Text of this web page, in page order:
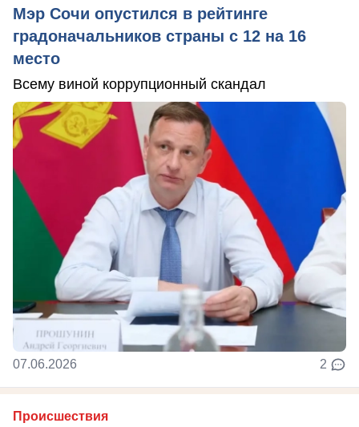
Мэр Сочи опустился в рейтинге
градоначальников страны с 12 на 16
место
Всему виной коррупционный скандал
07.06.2026 2
Происшествия